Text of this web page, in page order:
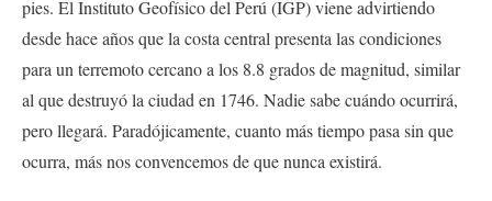
pies. El Instituto Geofísico del Perú (IGP) viene advirtiendo
desde hace años que la costa central presenta las condiciones
para un terremoto cercano a los 8.8 grados de magnitud, similar
al que destruyó la ciudad en 1746. Nadie sabe cuándo ocurrirá,
pero llegará. Paradójicamente, cuanto más tiempo pasa sin que
ocurra, más nos convencemos de que nunca existirá.